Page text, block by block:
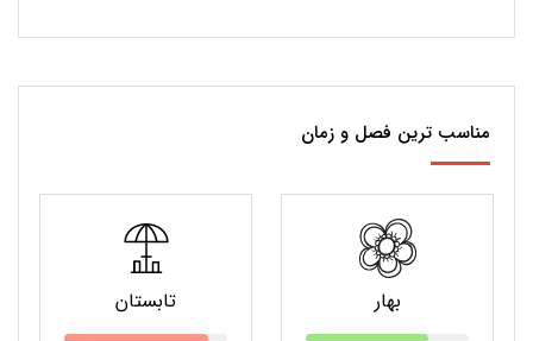
مناسب ترین فصل و زمان
بهار تابستان